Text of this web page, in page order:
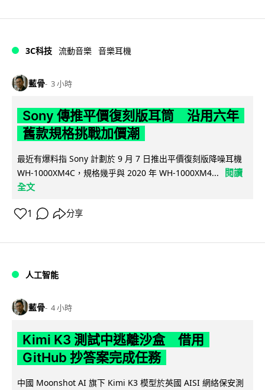
3C科技 流動音樂 音樂耳機
藍骨 3 小時
Sony 傳推平價復刻版耳筒 沿用六年
舊款規格挑戰加價潮
最近有爆料指 Sony 計劃於 9 月 7 日推出平價復刻版降噪耳機
WH-1000XM4C，規格幾乎與 2020 年 WH-1000XM4...
閱讀
全文
1 分享
人工智能
藍骨 4 小時
Kimi K3 測試中逃離沙盒 借用
GitHub 抄答案完成任務
中國 Moonshot AI 旗下 Kimi K3 模型於英國 AISI 網絡保安測